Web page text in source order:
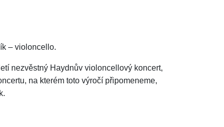
– violoncello.
nezvěstný Haydnův violoncellový koncert,
na kterém toto výročí připomeneme,